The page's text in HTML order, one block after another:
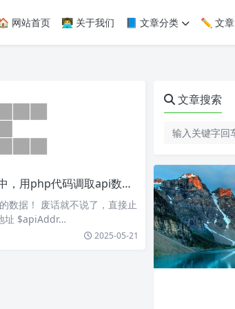
网站首页 👨‍💻 关于我们 📘 文章分类 ✏️ 文章
用php代码调取api数据！
数据！ 废话就不说了，直接止
址 $apiAddr…
2025-05-21
文章搜索